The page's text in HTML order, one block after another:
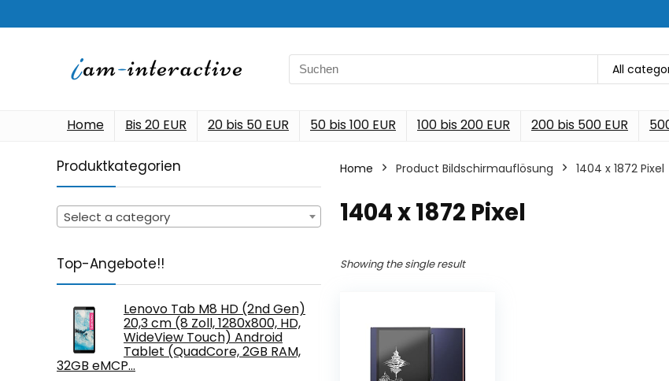
Search
for:
All
Home Bis 20 EUR 20 bis 50 EUR 50 bis 100 EUR 100 bis 200 EUR 200 bis 500 EUR
Produktkategorien
Select a category
Top-Angebote!!
Lenovo Tab M8 HD (2nd Gen)
20,3 cm (8 Zoll, 1280x800, HD,
WideView Touch) Android
Tablet (QuadCore, 2GB RAM,
32GB eMCP…
Home Product Bildschirmauflösung ‎1404 x 1872 Pixel
‎1404 x 1872 Pixel
Showing the single result